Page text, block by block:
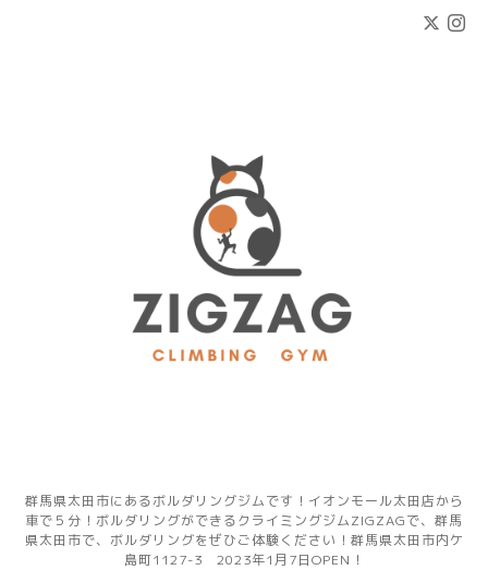
群馬県太田市にあるボルダリングジムです！イオンモール太田店から
車で５分！ボルダリングができるクライミングジムZIGZAGで、群馬
県太田市で、ボルダリングをぜひご体験ください！群馬県太田市内ケ
島町1127-3 2023年1月7日OPEN！